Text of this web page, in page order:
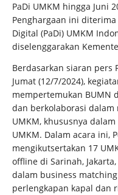
PaDi UMKM hingga Juni
Penghargaan ini
Digital (PaDi) UMKM
diselenggarakan
Berdasarkan siaran pers
Jumat (12/7/2024),
mempertemukan BUMN
dan berkolaborasi
UMKM, khususnya
UMKM. Dalam acara ini,
mengikutsertakan 17
offline di Sarinah,
dalam business
perlengkapan kapal dan